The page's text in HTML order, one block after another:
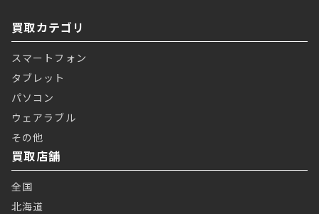
買取カテゴリ
スマートフォン
タブレット
パソコン
ウェアラブル
その他
買取店舗
全国
北海道